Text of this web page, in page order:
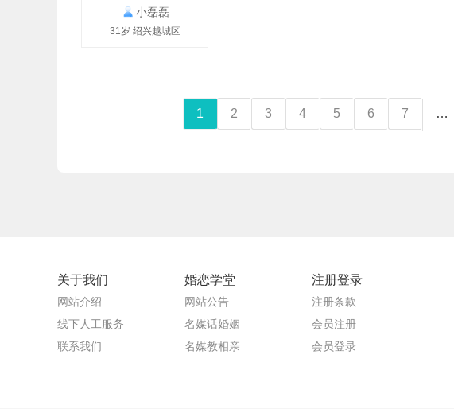
小磊磊
31岁 绍兴越城区
1 2 3 4 5 6 7 …
关于我们
网站介绍
线下人工服务
联系我们
婚恋学堂
网站公告
名媒话婚姻
名媒教相亲
注册登录
注册条款
会员注册
会员登录